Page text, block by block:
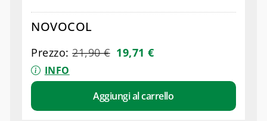
NOVOCOL
Prezzo:21,90€ 19,71€
INFO
Aggiungi al carrello